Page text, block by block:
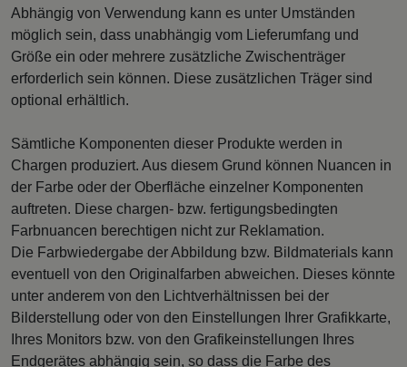
Abhängig von Verwendung kann es unter Umständen
möglich sein, dass unabhängig vom Lieferumfang und
Größe ein oder mehrere zusätzliche Zwischenträger
erforderlich sein können. Diese zusätzlichen Träger sind
optional erhältlich.
Sämtliche Komponenten dieser Produkte werden in
Chargen produziert. Aus diesem Grund können Nuancen in
der Farbe oder der Oberfläche einzelner Komponenten
auftreten. Diese chargen- bzw. fertigungsbedingten
Farbnuancen berechtigen nicht zur Reklamation.
Die Farbwiedergabe der Abbildung bzw. Bildmaterials kann
eventuell von den Originalfarben abweichen. Dieses könnte
unter anderem von den Lichtverhältnissen bei der
Bilderstellung oder von den Einstellungen Ihrer Grafikkarte,
Ihres Monitors bzw. von den Grafikeinstellungen Ihres
Endgerätes abhängig sein, so dass die Farbe des